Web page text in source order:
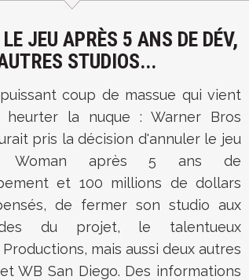
JEU APRÈS 5 ANS DE DÉV,
STUDIOS...
coup de massue qui vient
heurter la nuque : Warner Bros
pris la décision d'annuler le jeu
Woman après 5 ans de
et 100 millions de dollars
de fermer son studio aux
du projet, le talentueux
mais aussi deux autres
WB San Diego. Des informations